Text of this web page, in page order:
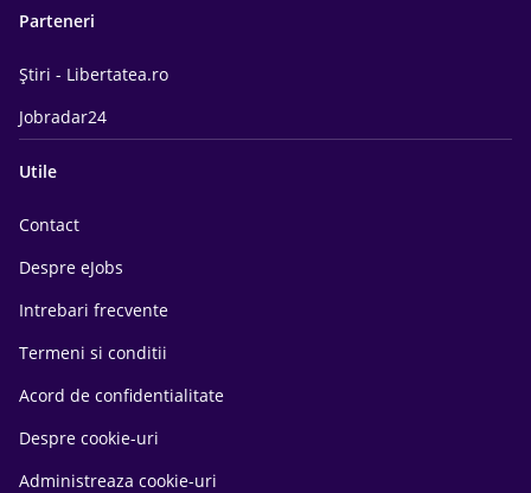
Parteneri
Știri - Libertatea.ro
Jobradar24
Utile
Contact
Despre eJobs
Intrebari frecvente
Termeni si conditii
Acord de confidentialitate
Despre cookie-uri
Administreaza cookie-uri